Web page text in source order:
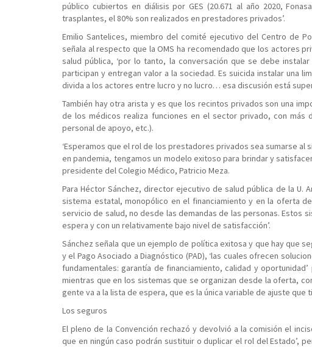
público cubiertos en diálisis por GES (20.671 al año 2020,
trasplantes, el 80% son realizados en prestadores privados’.
Emilio Santelices, miembro del comité ejecutivo del Centro de
señala al respecto que la OMS ha recomendado que los actores
salud pública, ‘por lo tanto, la conversación que se debe
participan y entregan valor a la sociedad. Es suicida instalar una
divida a los actores entre lucro y no lucro… esa discusión está
También hay otra arista y es que los recintos privados son una
de los médicos realiza funciones en el sector privado, con más
personal de apoyo, etc.).
‘Esperamos que el rol de los prestadores privados sea sumarse
en pandemia, tengamos un modelo exitoso para brindar y
presidente del Colegio Médico, Patricio Meza.
Para Héctor Sánchez, director ejecutivo de salud pública de la U.
sistema estatal, monopólico en el financiamiento y en la oferta
servicio de salud, no desde las demandas de las personas. Estos
espera y con un relativamente bajo nivel de satisfacción’.
Sánchez señala que un ejemplo de política exitosa y que hay que
y el Pago Asociado a Diagnóstico (PAD), ‘las cuales ofrecen
fundamentales: garantía de financiamiento, calidad y
mientras que en los sistemas que se organizan desde la oferta,
gente va a la lista de espera, que es la única variable de ajuste que
Los seguros
El pleno de la Convención rechazó y devolvió a la comisión el
que en ningún caso podrán sustituir o duplicar el rol del Estado’,